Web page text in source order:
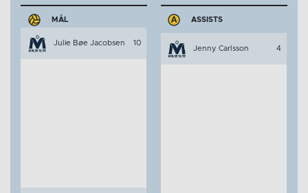
MÅL
Julie Bøe Jacobsen 10
ASSISTS
Jenny Carlsson 4